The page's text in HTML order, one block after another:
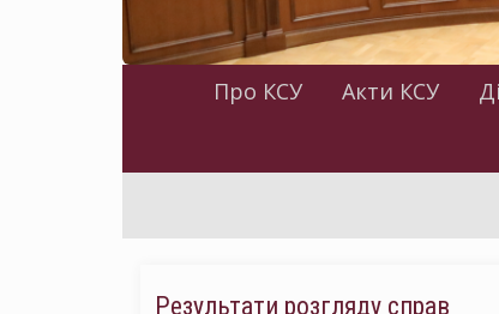
Про КСУ Акти КСУ
Результати розгляду справ